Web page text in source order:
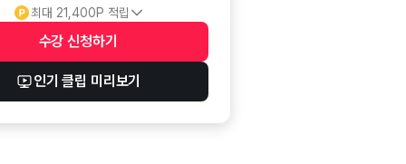
최대 21,400P 적립
수강 신청하기
인기 클립 미리보기